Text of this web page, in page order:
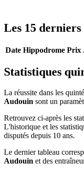
Les 15
Date Hippodrome Prix
Statistiques
La réussite dans les
Audouin sont un
Retrouvez ci-après les
L'historique et les
disputés depuis 10 ans.
Le dernier tableau
Audouin et des